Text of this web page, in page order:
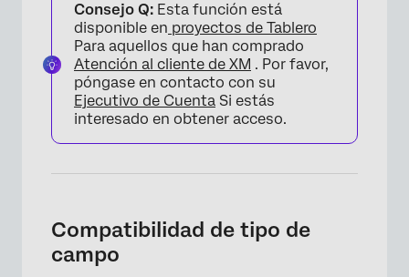
Consejo Q: Esta función está
disponible en proyectos de Tablero
Para aquellos que han comprado
Atención al cliente de XM . Por favor,
póngase en contacto con su
Ejecutivo de Cuenta Si estás
interesado en obtener acceso.
Compatibilidad de tipo de
campo